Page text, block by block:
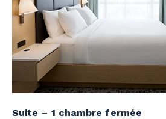
Suite – 1 chambre fermée